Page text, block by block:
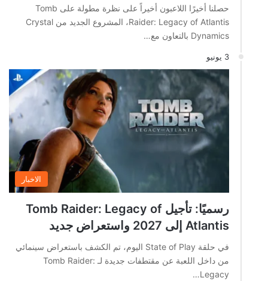
حصلنا أخيرًا اللاعبون أخيراً على نظرة مطولة على Tomb
Raider: Legacy of Atlantis، المشروع الجديد من Crystal
Dynamics بالتعاون مع…
3 يونيو
الاخبار
رسميًا: تأجيل Tomb Raider: Legacy of
Atlantis إلى 2027 واستعراض جديد
في حلقة State of Play اليوم، تم الكشف باستعراض سينمائي
من داخل اللعبة عن مقتطفات جديدة لـ Tomb Raider:
Legacy…